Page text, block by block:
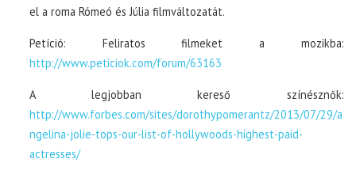
el a roma Rómeó és Júlia filmváltozatát.
Petíció: Feliratos filmeket a mozikba:
http://www.peticiok.com/forum/63163
A legjobban kereső színésznők:
http://www.forbes.com/sites/dorothypomerantz/2013/07/29/a
ngelina-jolie-tops-our-list-of-hollywoods-highest-paid-
actresses/